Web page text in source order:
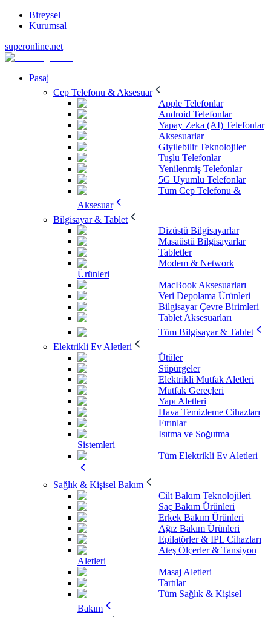
Bireysel
Kurumsal
superonline.net
Pasaj
Cep Telefonu & Aksesuar
Apple Telefonlar
Android Telefonlar
Yapay Zeka (AI) Telefonlar
Aksesuarlar
Giyilebilir Teknolojiler
Tuşlu Telefonlar
Yenilenmiş Telefonlar
5G Uyumlu Telefonlar
Tüm Cep Telefonu &
Aksesuar
Bilgisayar & Tablet
Dizüstü Bilgisayarlar
Masaüstü Bilgisayarlar
Tabletler
Modem & Network
Ürünleri
MacBook Aksesuarları
Veri Depolama Ürünleri
Bilgisayar Çevre Birimleri
Tablet Aksesuarları
Tüm Bilgisayar & Tablet
Elektrikli Ev Aletleri
Ütüler
Süpürgeler
Elektrikli Mutfak Aletleri
Mutfak Gereçleri
Yapı Aletleri
Hava Temizleme Cihazları
Fırınlar
Isıtma ve Soğutma
Sistemleri
Tüm Elektrikli Ev Aletleri
Sağlık & Kişisel Bakım
Cilt Bakım Teknolojileri
Saç Bakım Ürünleri
Erkek Bakım Ürünleri
Ağız Bakım Ürünleri
Epilatörler & IPL Cihazları
Ateş Ölçerler & Tansiyon
Aletleri
Masaj Aletleri
Tartılar
Tüm Sağlık & Kişisel
Bakım